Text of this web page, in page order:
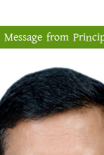
Message from